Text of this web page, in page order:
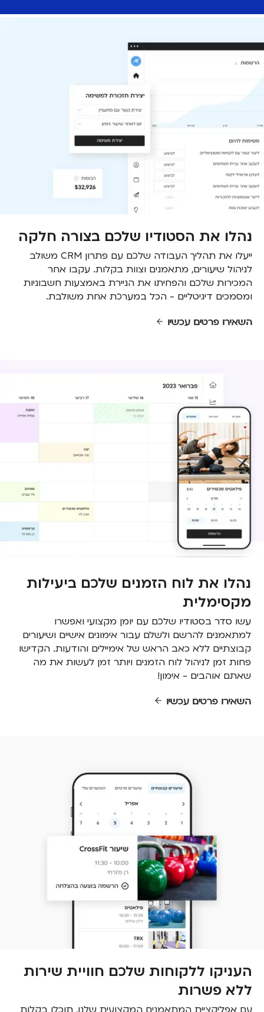
נהלו את הסטודיו שלכם בצורה חלקה
ייעלו את תהליך העבודה שלכם עם פתרון CRM משולב
לניהול שיעורים, מתאמנים וצוות בקלות. עקבו אחר
המכירות שלכם והפחיתו את הניירת באמצעות חשבוניות
ומסמכים דיגיטליים - הכל במערכת אחת משולבת.
השאירו פרטים עכשיו
נהלו את לוח הזמנים שלכם ביעילות
מקסימלית
עשו סדר בסטודיו שלכם עם יומן מקצועי ואפשרו
למתאמנים להרשם ולשלם עבור אימונים אישיים ושיעורים
קבוצתיים ללא כאב הראש של אימיילים והודעות. הקדישו
פחות זמן לניהול לוח הזמנים ויותר זמן לעשות את מה
שאתם אוהבים - אימון!
השאירו פרטים עכשיו
העניקו ללקוחות שלכם חוויית שירות
ללא פשרות
עם אפליקציית המתאמנים המקצועית שלנו, תוכלו בקלות